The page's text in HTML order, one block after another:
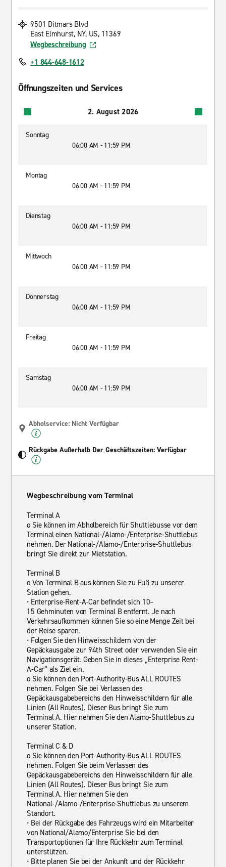
9501 Ditmars Blvd
East Elmhurst, NY, US, 11369
Wegbeschreibung
+1 844-648-1612
Öffnungszeiten und Services
2. August 2026
Sonntag
06:00 AM - 11:59 PM
Montag
06:00 AM - 11:59 PM
Dienstag
06:00 AM - 11:59 PM
Mittwoch
06:00 AM - 11:59 PM
Donnerstag
06:00 AM - 11:59 PM
Freitag
06:00 AM - 11:59 PM
Samstag
06:00 AM - 11:59 PM
Abholservice: Nicht Verfügbar
Rückgabe Außerhalb Der Geschäftszeiten: Verfügbar
Wegbeschreibung vom Terminal
Terminal A
o Sie können im Abholbereich für Shuttlebusse vor dem
Terminal einen National-/Alamo-/Enterprise-Shuttlebus
nehmen. Der National-/Alamo-/Enterprise-Shuttlebus
bringt Sie direkt zur Mietstation.
Terminal B
o Von Terminal B aus können Sie zu Fuß zu unserer
Station gehen.
• Enterprise-Rent-A-Car befindet sich 10–
15 Gehminuten von Terminal B entfernt. Je nach
Verkehrsaufkommen können Sie so eine Menge Zeit bei
der Reise sparen.
• Folgen Sie den Hinweisschildern von der
Gepäckausgabe zur 94th Street oder verwenden Sie ein
Navigationsgerät. Geben Sie in dieses „Enterprise Rent-
A-Car“ als Ziel ein.
o Sie können den Port-Authority-Bus ALL ROUTES
nehmen. Folgen Sie bei Verlassen des
Gepäckausgabebereichs den Hinweisschildern für alle
Linien (All Routes). Dieser Bus bringt Sie zum
Terminal A. Hier nehmen Sie den Alamo-Shuttlebus zu
unserer Station.
Terminal C & D
o Sie können den Port-Authority-Bus ALL ROUTES
nehmen. Folgen Sie beim Verlassen des
Gepäckausgabebereichs den Hinweisschildern für alle
Linien (All Routes). Dieser Bus bringt Sie zum
Terminal A. Hier nehmen Sie den
National-/Alamo-/Enterprise-Shuttlebus zu unserem
Standort.
• Bei der Rückgabe des Fahrzeugs wird ein Mitarbeiter
von National/Alamo/Enterprise Sie bei den
Transportoptionen für Ihre Rückkehr zum Terminal
unterstützen.
• Bitte planen Sie bei der Ankunft und der Rückkehr